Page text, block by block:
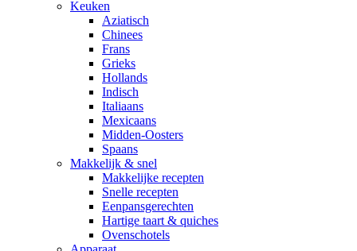
Keuken
Aziatisch
Chinees
Frans
Grieks
Hollands
Indisch
Italiaans
Mexicaans
Midden-Oosters
Spaans
Makkelijk & snel
Makkelijke recepten
Snelle recepten
Eenpansgerechten
Hartige taart & quiches
Ovenschotels